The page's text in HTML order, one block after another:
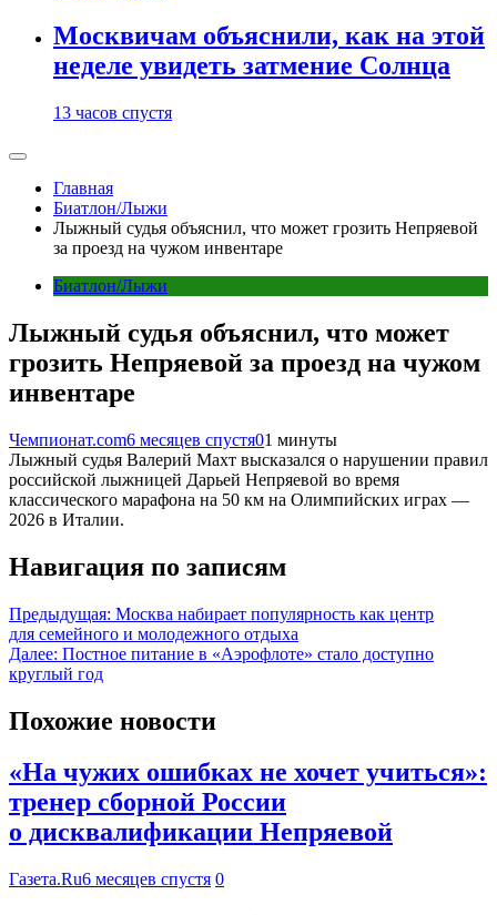
Москвичам объяснили, как на этой
неделе увидеть затмение Солнца
13 часов спустя
Главная
Биатлон/Лыжи
Лыжный судья объяснил, что может грозить Непряевой
за проезд на чужом инвентаре
Биатлон/Лыжи
Лыжный судья объяснил, что может
грозить Непряевой за проезд на чужом
инвентаре
Чемпионат.com6 месяцев спустя01 минуты
Лыжный судья Валерий Махт высказался о нарушении правил
российской лыжницей Дарьей Непряевой во время
классического марафона на 50 км на Олимпийских играх —
2026 в Италии.
Навигация по записям
Предыдущая: Москва набирает популярность как центр
для семейного и молодежного отдыха
Далее: Постное питание в «Аэрофлоте» стало доступно
круглый год
Похожие новости
«На чужих ошибках не хочет учиться»:
тренер сборной России
о дисквалификации Непряевой
Газета.Ru6 месяцев спустя 0